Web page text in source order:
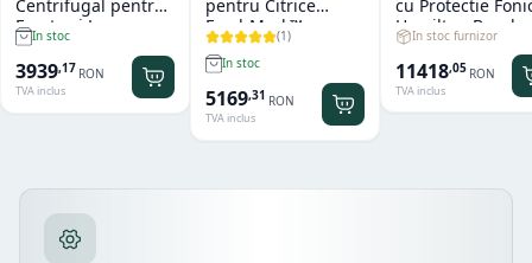
Centrifugal pentru
Fructe si Legume
Hendi
In stoc
3939,17 RON
TVA inclus
pentru Citrice
FreshMark™
Hamilton Beach
(1)
In stoc
5169,31 RON
TVA inclus
cu Protectie
Hamilton Beach
Summit® Edge
In stoc furnizor
11418,05 RON
TVA inclus